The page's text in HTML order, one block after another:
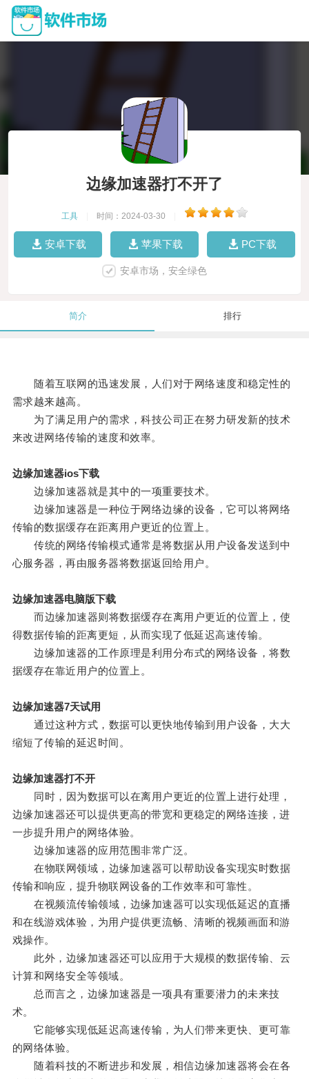
边缘加速器打不开了
工具 时间：2024-03-30
安卓下载 苹果下载 PC下载
安卓市场，安全绿色
简介 排行
随着互联网的迅速发展，人们对于网络速度和稳定性的
需求越来越高。
为了满足用户的需求，科技公司正在努力研发新的技术
来改进网络传输的速度和效率。
边缘加速器ios下载
边缘加速器就是其中的一项重要技术。
边缘加速器是一种位于网络边缘的设备，它可以将网络
传输的数据缓存在距离用户更近的位置上。
传统的网络传输模式通常是将数据从用户设备发送到中
心服务器，再由服务器将数据返回给用户。
边缘加速器电脑版下载
而边缘加速器则将数据缓存在离用户更近的位置上，使
得数据传输的距离更短，从而实现了低延迟高速传输。
边缘加速器的工作原理是利用分布式的网络设备，将数
据缓存在靠近用户的位置上。
边缘加速器7天试用
通过这种方式，数据可以更快地传输到用户设备，大大
缩短了传输的延迟时间。
边缘加速器打不开
同时，因为数据可以在离用户更近的位置上进行处理，
边缘加速器还可以提供更高的带宽和更稳定的网络连接，进
一步提升用户的网络体验。
边缘加速器的应用范围非常广泛。
在物联网领域，边缘加速器可以帮助设备实现实时数据
传输和响应，提升物联网设备的工作效率和可靠性。
在视频流传输领域，边缘加速器可以实现低延迟的直播
和在线游戏体验，为用户提供更流畅、清晰的视频画面和游
戏操作。
此外，边缘加速器还可以应用于大规模的数据传输、云
计算和网络安全等领域。
总而言之，边缘加速器是一项具有重要潜力的未来技
术。
它能够实现低延迟高速传输，为人们带来更快、更可靠
的网络体验。
随着科技的不断进步和发展，相信边缘加速器将会在各